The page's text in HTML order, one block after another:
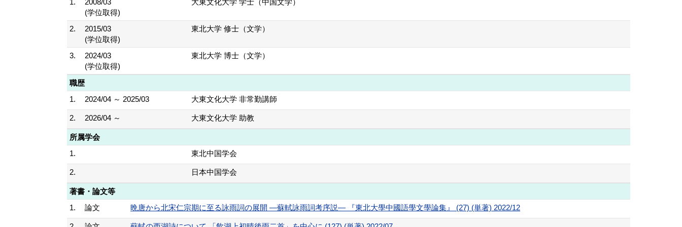
1.
2008/03
(学位取得)
大東文化大学 学士（中国文学）
2.
2015/03
(学位取得)
東北大学 修士（文学）
3.
2024/03
(学位取得)
東北大学 博士（文学）
職歴
1.
2024/04 ～ 2025/03 大東文化大学 非常勤講師
2. 2026/04 ～ 大東文化大学 助教
所属学会
1.
東北中国学会
2. 日本中国学会
著書・論文等
1.
論文 晩唐から北宋仁宗期に至る詠雨詞の展開 ―蘇軾詠雨詞考序説― 『東北大學中國語學文學論集』 (27) (単著) 2022/12